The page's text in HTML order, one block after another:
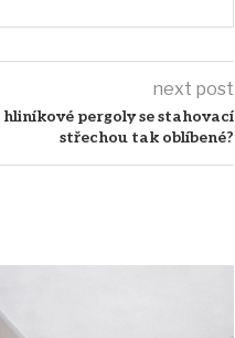
next post
pergoly se stahovací
střechou tak oblíbené?